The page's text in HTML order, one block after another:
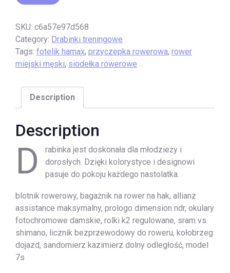
SKU: c6a57e97d568
Category: Drabinki treningowe
Tags: fotelik hamax, przyczepka rowerowa, rower
miejski męski, siodełka rowerowe
Description
Description
D
rabinka jest doskonała dla młodzieży i
dorosłych. Dzięki kolorystyce i designowi
pasuje do pokoju każdego nastolatka.
blotnik rowerowy, bagażnik na rower na hak, allianz
assistance maksymalny, prologo dimension ndr, okulary
fotochromowe damskie, rolki k2 regulowane, sram vs
shimano, licznik bezprzewodowy do roweru, kołobrzeg
dojazd, sandomierz kazimierz dolny odległość, model
7s